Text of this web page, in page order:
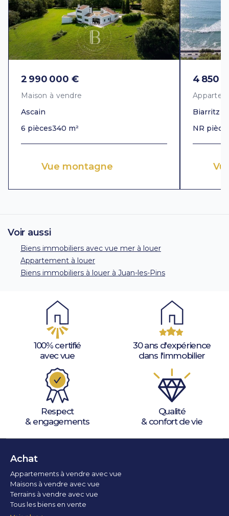
2 990 000 €
Maison à vendre
Ascain
6 pièces340 m²
Vue montagne
4 850
Biarritz
NR pièce
Voir aussi
Biens immobiliers avec vue mer à louer
Appartement à louer
Biens immobiliers à louer à Juan-les-Pins
100% certifié
avec vue
30 ans d'expérience
dans l'immobilier
Respect
& engagements
Qualité
& confort de vie
Achat
Appartements à vendre avec vue
Maisons à vendre avec vue
Terrains à vendre avec vue
Tous les biens en vente